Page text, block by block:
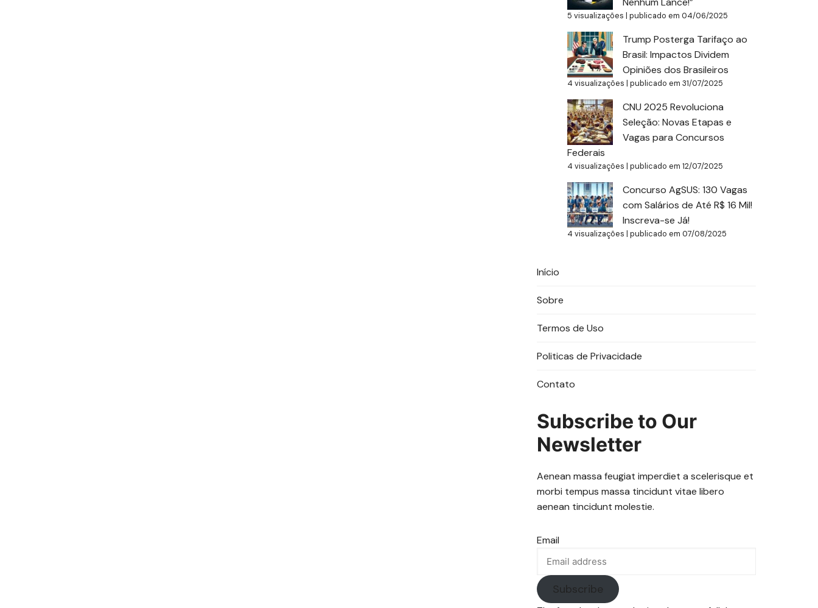
5 visualizações | publicado em 04/06/2025
Trump Posterga Tarifaço ao
Brasil: Impactos Dividem
Opiniões dos Brasileiros
4 visualizações | publicado em 31/07/2025
CNU 2025 Revoluciona
Seleção: Novas Etapas e
Vagas para Concursos
Federais
4 visualizações | publicado em 12/07/2025
Concurso AgSUS: 130 Vagas
com Salários de Até R$ 16 Mil!
Inscreva-se Já!
4 visualizações | publicado em 07/08/2025
Início
Sobre
Termos de Uso
Politicas de Privacidade
Contato
Subscribe to Our
Newsletter
Aenean massa feugiat imperdiet a scelerisque et
morbi tempus massa tincidunt vitae libero
aenean tincidunt molestie.
Email
Subscribe